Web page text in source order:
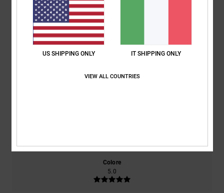
5.0
basato su1 recensioni verificatedal febbraio 2026
Il 0% dei nostri clienti consiglia questo prodotto
Rapporto qualità-prezzo
Colore
5.0
US SHIPPING ONLY IT SHIPPING ONLY
VIEW ALL COUNTRIES